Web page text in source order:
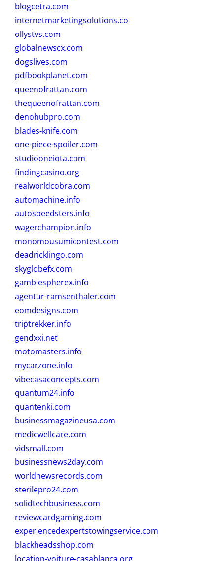
blogcetra.com
internetmarketingsolutions.co
ollystvs.com
globalnewscx.com
dogslives.com
pdfbookplanet.com
queenofrattan.com
thequeenofrattan.com
denohubpro.com
blades-knife.com
one-piece-spoiler.com
studiooneiota.com
findingcasino.org
realworldcobra.com
automachine.info
autospeedsters.info
wagerchampion.info
monomousumicontest.com
deadricklingo.com
skyglobefx.com
gamblespherex.info
agentur-ramsenthaler.com
eomdesigns.com
triptrekker.info
gendxxi.net
motomasters.info
mycarzone.info
vibecasaconcepts.com
quantum24.info
quantenki.com
businessmagazineusa.com
medicwellcare.com
vidsmall.com
businessnews2day.com
worldnewsrecords.com
sterilepro24.com
solidtechbusiness.com
reviewcardgaming.com
experiencedexpertstowingservice.com
blackheadsshop.com
location-voiture-casablanca.org